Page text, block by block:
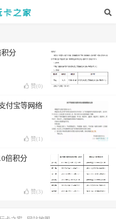
积分
赞(0)
付宝等网络
赞(1 )
倍积分
赞(3)